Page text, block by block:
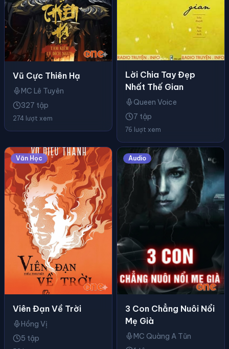
Vũ Cực Thiên Hạ
MC Lê Tuyên
327 tập
274 lượt xem
Lời Chia Tay Đẹp
Nhất Thế Gian
Queen Voice
7 tập
76 lượt xem
Văn Học
Viên Đạn Về Trời
Hồng Vị
5 tập
Audio
3 Con Chẳng Nuôi Nổi
Mẹ Già
MC Quàng A Tũn